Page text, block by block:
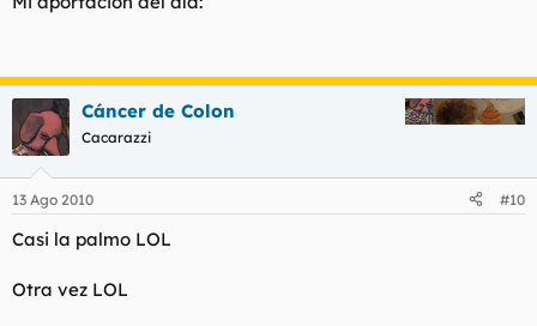
Cáncer de Colon
Cacarazzi
13 Ago 2010 #10
Casi la palmo LOL
Otra vez LOL